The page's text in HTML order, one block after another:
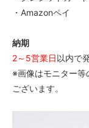
・Amazonペイ
納期
2～5営業日以内で
※画像はモニター等
ございます。